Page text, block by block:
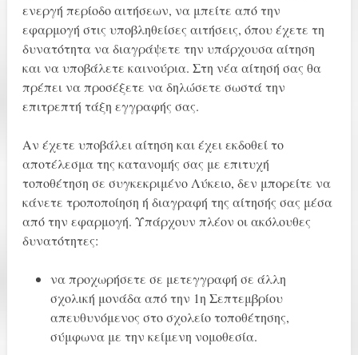
ενεργή περίοδο αιτήσεων, να μπείτε από την
εφαρμογή στις υποβληθείσες αιτήσεις, όπου έχετε τη
δυνατότητα να διαγράψετε την υπάρχουσα αίτηση
και να υποβάλετε καινούρια. Στη νέα αίτησή σας θα
πρέπει να προσέξετε να δηλώσετε σωστά την
επιτρεπτή τάξη εγγραφής σας.
Αν έχετε υποβάλει αίτηση και έχει εκδοθεί το
αποτέλεσμα της κατανομής σας με επιτυχή
τοποθέτηση σε συγκεκριμένο Λύκειο, δεν μπορείτε να
κάνετε τροποποίηση ή διαγραφή της αίτησής σας μέσα
από την εφαρμογή. Υπάρχουν πλέον οι ακόλουθες
δυνατότητες:
να προχωρήσετε σε μετεγγραφή σε άλλη
σχολική μονάδα από την 1η Σεπτεμβρίου
απευθυνόμενος στο σχολείο τοποθέτησης,
σύμφωνα με την κείμενη νομοθεσία.